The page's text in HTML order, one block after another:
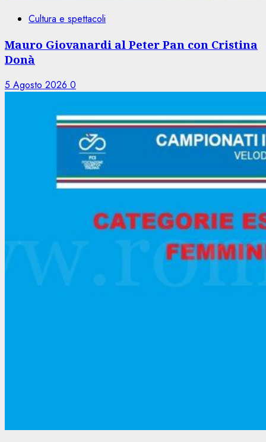
Cultura e spettacoli
Mauro Giovanardi al Peter Pan con Cristina
Donà
5 Agosto 2026 0